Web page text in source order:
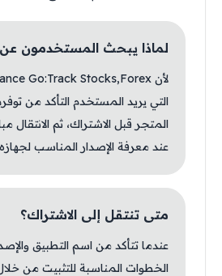
لماذا يبحث المستخدمون عن
التي يريد المستخدم التأكد من
المتجر قبل الاشتراك، ثم الانتقال
عند معرفة الإصدار المناسب
متى تنتقل إلى الاشتراك؟
عندما تتأكد من اسم التطبيق
الخطوات المناسبة للتثبيت من